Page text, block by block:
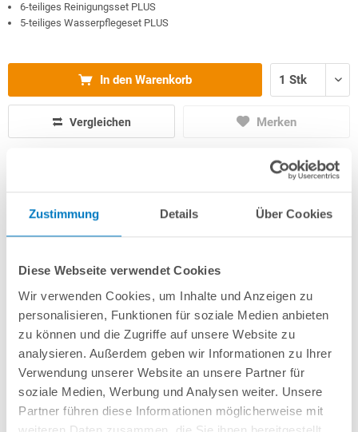
Zustimmung Details Über Cookies
Diese Webseite verwendet Cookies
Wir verwenden Cookies, um Inhalte und Anzeigen zu
personalisieren, Funktionen für soziale Medien anbieten
zu können und die Zugriffe auf unsere Website zu
analysieren. Außerdem geben wir Informationen zu Ihrer
Verwendung unserer Website an unsere Partner für
soziale Medien, Werbung und Analysen weiter. Unsere
Partner führen diese Informationen möglicherweise mit
6-teiliges Reinigungsset PLUS
5-teiliges Wasserpflegeset PLUS
In den Warenkorb
Vergleichen Merken
info(at)poolsana.de Anfrageformular
Herstellerangaben
Anleitungen/Datenblätter